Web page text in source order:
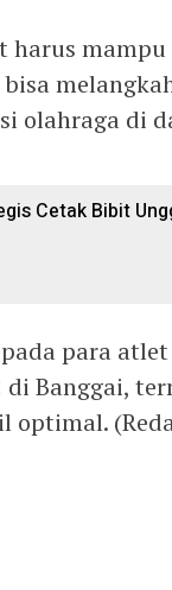
olahraga di
Cetak Bibit
para
Banggai,
optimal.